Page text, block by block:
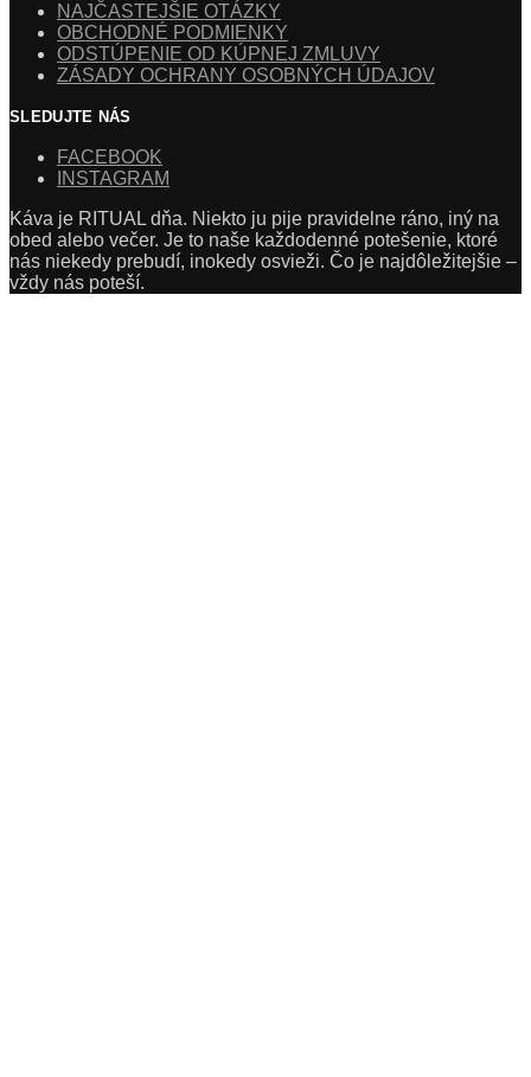
NAJČASTEJŠIE OTÁZKY
OBCHODNÉ PODMIENKY
ODSTÚPENIE OD KÚPNEJ ZMLUVY
ZÁSADY OCHRANY OSOBNÝCH ÚDAJOV
SLEDUJTE NÁS
FACEBOOK
INSTAGRAM
Káva je RITUAL dňa. Niekto ju pije pravidelne ráno, iný na
obed alebo večer. Je to naše každodenné potešenie, ktoré
nás niekedy prebudí, inokedy osvieži. Čo je najdôležitejšie –
vždy nás poteší.